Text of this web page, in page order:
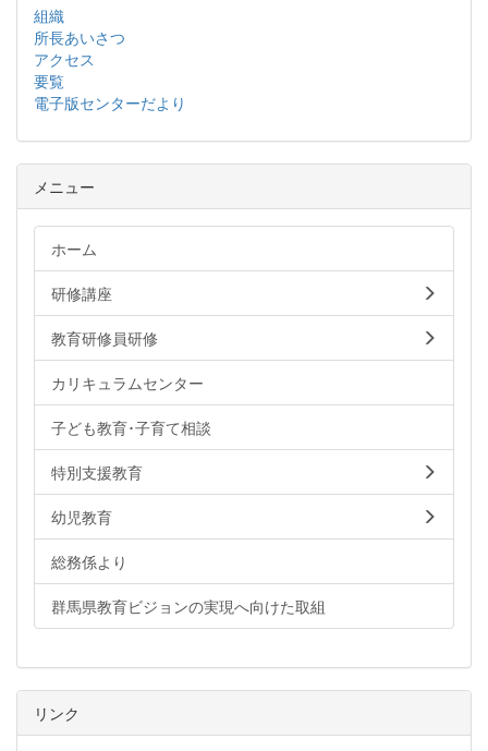
組織
所長あいさつ
アクセス
要覧
電子版センターだより
メニュー
ホーム
研修講座
教育研修員研修
カリキュラムセンター
子ども教育･子育て相談
特別支援教育
幼児教育
総務係より
群馬県教育ビジョンの実現へ向けた取組
リンク